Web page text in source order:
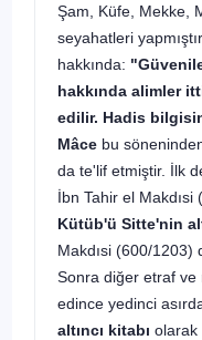
Şam, Küfe, Mekke,
seyahatleri
hakkında:
hakkında alimler
edilir. Hadis
Mâce bu
da te'lif etmiştir. İlk
İbn Tahir el
Kütüb'ü Sitte'nin
Makdısi (600/1203)
Sonra diğer etraf ve
edince yedinci
altıncı kitabı olarak